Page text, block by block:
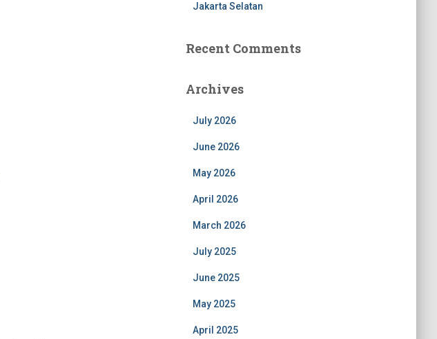
Jakarta Selatan
Recent Comments
Archives
July 2026
June 2026
May 2026
April 2026
March 2026
July 2025
June 2025
May 2025
April 2025